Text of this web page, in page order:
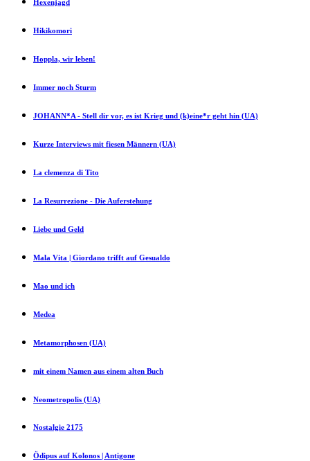
Hexenjagd
Hikikomori
Hoppla, wir leben!
Immer noch Sturm
JOHANN*A - Stell dir vor, es ist Krieg und (k)eine*r geht hin (UA)
Kurze Interviews mit fiesen Männern (UA)
La clemenza di Tito
La Resurrezione - Die Auferstehung
Liebe und Geld
Mala Vita | Giordano trifft auf Gesualdo
Mao und ich
Medea
Metamorphosen (UA)
mit einem Namen aus einem alten Buch
Neometropolis (UA)
Nostalgie 2175
Ödipus auf Kolonos | Antigone